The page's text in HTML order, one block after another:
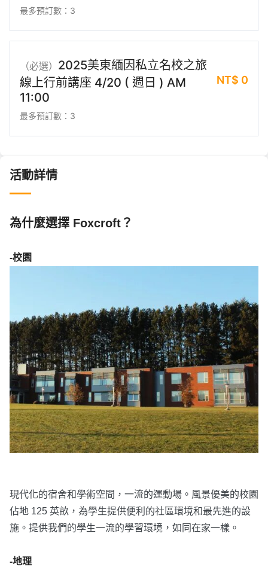
最多預訂數：3
（必選） 2025美東緬因私立名校之旅
線上行前講座 4/20 ( 週日 ) AM
11:00
NT$ 0
最多預訂數：3
活動詳情
為什麼選擇 Foxcroft？
-校園
現代化的宿舍和學術空間，一流的運動場。風景優美的校園
佔地 125 英畝，為學生提供便利的社區環境和最先進的設
施。提供我們的學生一流的學習環境，如同在家一樣。
-地理